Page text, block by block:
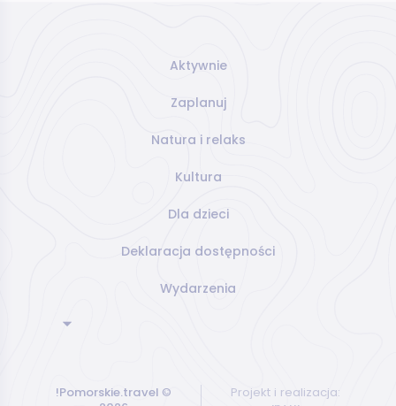
Aktywnie
Zaplanuj
Natura i relaks
Kultura
Dla dzieci
Deklaracja dostępności
Wydarzenia
!Pomorskie.travel ©
Projekt i realizacja: